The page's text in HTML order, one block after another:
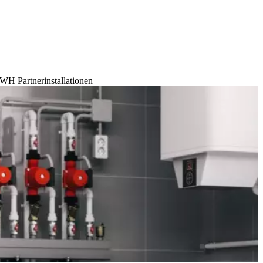
Partnerinstallationen